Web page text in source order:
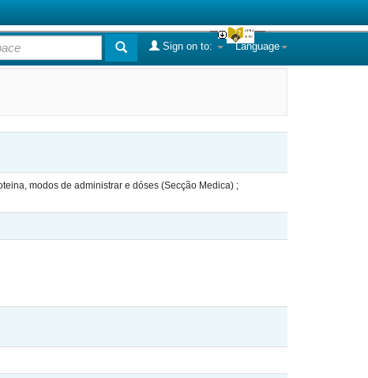
Language
Sign on to:
modos de administrar e dóses (Secção Medica) ;